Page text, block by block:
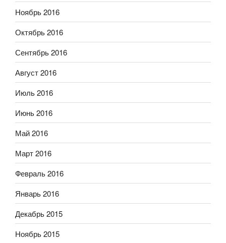
Ноябрь 2016
Октябрь 2016
Сентябрь 2016
Август 2016
Июль 2016
Июнь 2016
Май 2016
Март 2016
Февраль 2016
Январь 2016
Декабрь 2015
Ноябрь 2015